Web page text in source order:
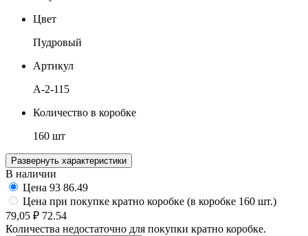
Цвет
Пудровый
Артикул
A-2-115
Количество в коробке
160 шт
Развернуть характеристики
В наличии
Цена 93 86.49
Цена при покупке кратно коробке (в коробке 160 шт.)
79,05 ₽ 72.54
Количества недостаточно для покупки кратно коробке.